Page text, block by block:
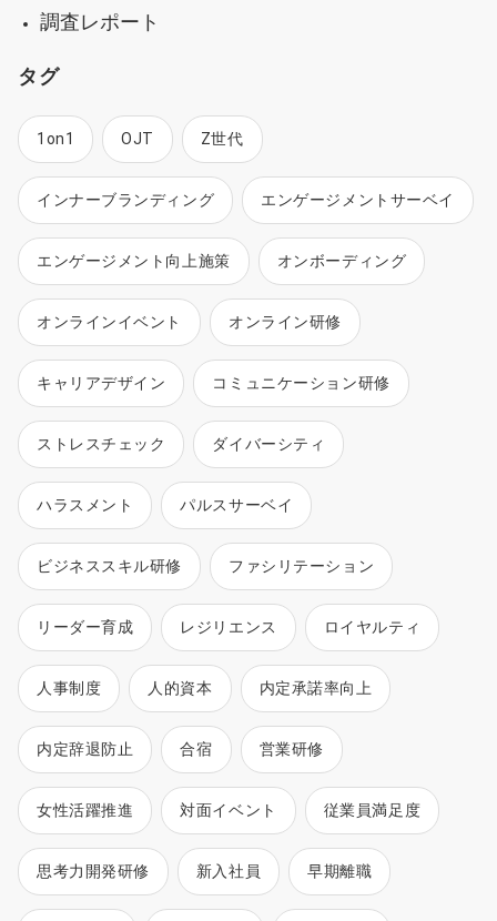
調査レポート
タグ
1on1 OJT Z世代
インナーブランディング エンゲージメントサーベイ
エンゲージメント向上施策 オンボーディング
オンラインイベント オンライン研修
キャリアデザイン コミュニケーション研修
ストレスチェック ダイバーシティ
ハラスメント パルスサーベイ
ビジネススキル研修 ファシリテーション
リーダー育成 レジリエンス ロイヤルティ
人事制度 人的資本 内定承諾率向上
内定辞退防止 合宿 営業研修
女性活躍推進 対面イベント 従業員満足度
思考力開発研修 新入社員 早期離職